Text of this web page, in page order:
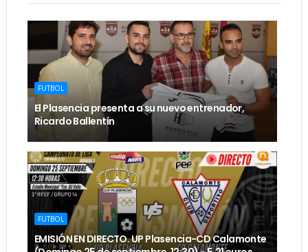
FUTBOL
El Plasencia presenta a su nuevo entrenador,
Ricardo Ballentín
FUTBOL
EMISIÓN EN DIRECTO. UP Plasencia-CD Calamonte